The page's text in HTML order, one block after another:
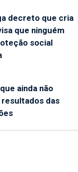
decreto que cria
que ninguém
social
ainda não
das